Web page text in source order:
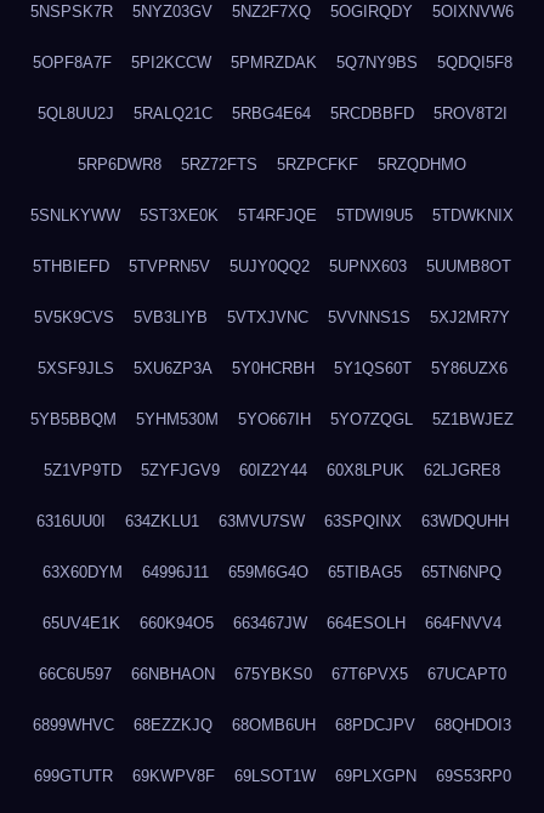
5NSPSK7R 5NYZ03GV 5NZ2F7XQ 5OGIRQDY 5OIXNVW6
5OPF8A7F 5PI2KCCW 5PMRZDAK 5Q7NY9BS 5QDQI5F8
5QL8UU2J 5RALQ21C 5RBG4E64 5RCDBBFD 5ROV8T2I
5RP6DWR8 5RZ72FTS 5RZPCFKF 5RZQDHMO
5SNLKYWW 5ST3XE0K 5T4RFJQE 5TDWI9U5 5TDWKNIX
5THBIEFD 5TVPRN5V 5UJY0QQ2 5UPNX603 5UUMB8OT
5V5K9CVS 5VB3LIYB 5VTXJVNC 5VVNNS1S 5XJ2MR7Y
5XSF9JLS 5XU6ZP3A 5Y0HCRBH 5Y1QS60T 5Y86UZX6
5YB5BBQM 5YHM530M 5YO667IH 5YO7ZQGL 5Z1BWJEZ
5Z1VP9TD 5ZYFJGV9 60IZ2Y44 60X8LPUK 62LJGRE8
6316UU0I 634ZKLU1 63MVU7SW 63SPQINX 63WDQUHH
63X60DYM 64996J11 659M6G4O 65TIBAG5 65TN6NPQ
65UV4E1K 660K94O5 663467JW 664ESOLH 664FNVV4
66C6U597 66NBHAON 675YBKS0 67T6PVX5 67UCAPT0
6899WHVC 68EZZKJQ 68OMB6UH 68PDCJPV 68QHDOI3
699GTUTR 69KWPV8F 69LSOT1W 69PLXGPN 69S53RP0